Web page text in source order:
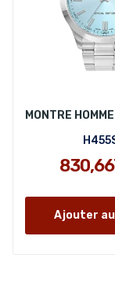
Ajouter